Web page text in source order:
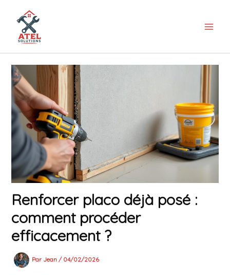
contenu
Renforcer placo déjà posé :
comment procéder
efficacement ?
Par Jean/ 04/02/2026